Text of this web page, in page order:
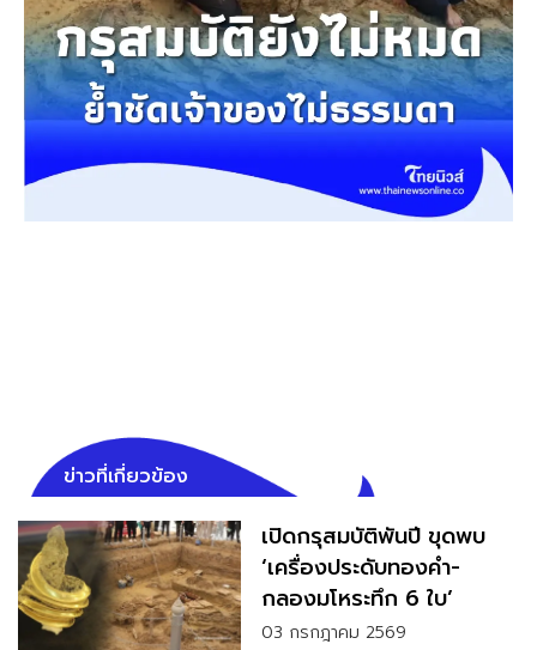
ข่าวที่เกี่ยวข้อง
เปิดกรุสมบัติพันปี ขุดพบ
‘เครื่องประดับทองคำ-
กลองมโหระทึก 6 ใบ’
มูลค่าประเมินไม่ได้
03 กรกฎาคม 2569